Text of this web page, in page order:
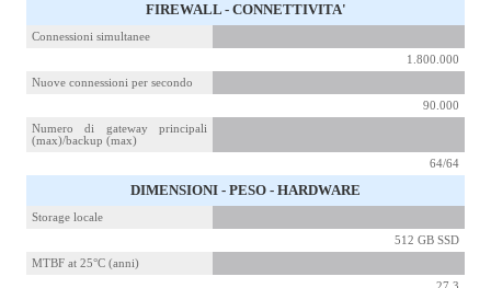
FIREWALL - CONNETTIVITA'
Connessioni simultanee
1.800.000
Nuove connessioni per secondo
90.000
Numero di gateway principali
(max)/backup (max)
64/64
DIMENSIONI - PESO - HARDWARE
Storage locale
512 GB SSD
MTBF at 25°C (anni)